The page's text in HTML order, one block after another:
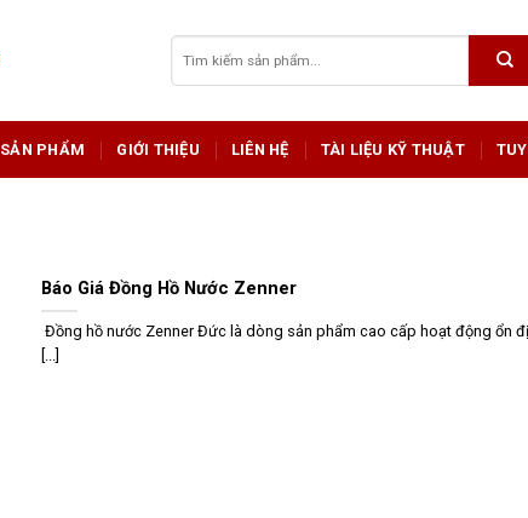
kiếm:
SẢN PHẨM GIỚI THIỆU LIÊN HỆ TÀI LIỆU KỸ THUẬT
Báo Giá Đồng Hồ Nước Zenner
Đồng hồ nước Zenner Đức là dòng sản phẩm cao cấp hoạt động ổn
[...]